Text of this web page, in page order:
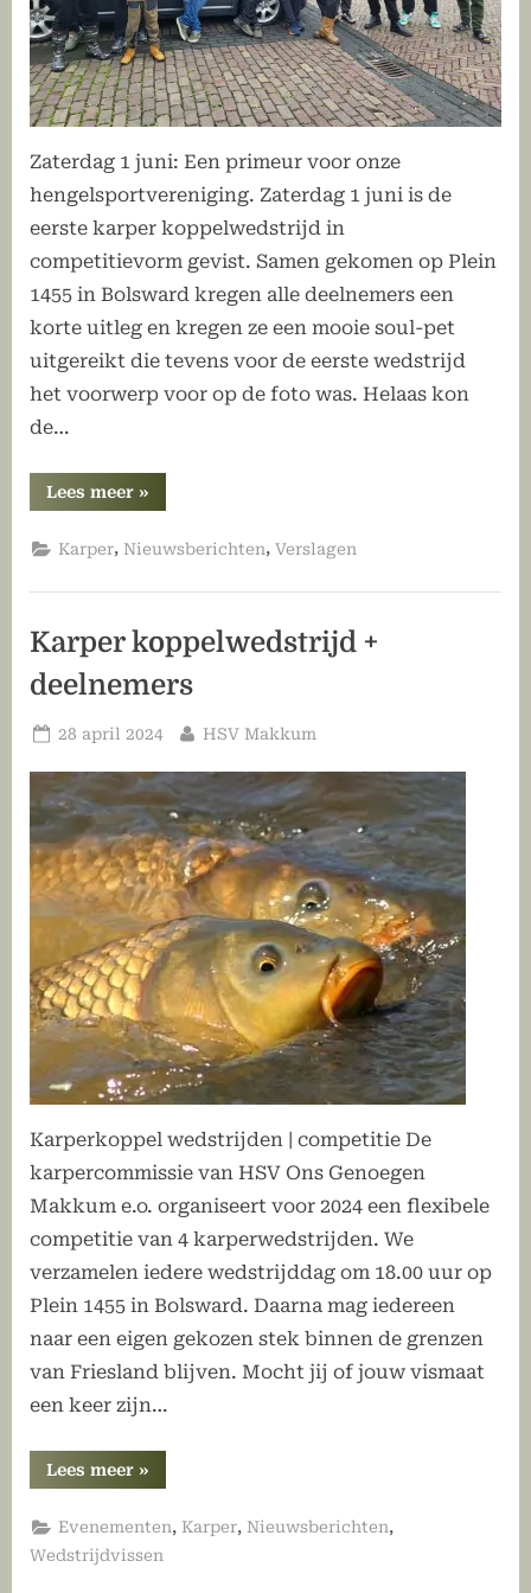
Zaterdag 1 juni: Een primeur voor onze
hengelsportvereniging. Zaterdag 1 juni is de
eerste karper koppelwedstrijd in
competitievorm gevist. Samen gekomen op Plein
1455 in Bolsward kregen alle deelnemers een
korte uitleg en kregen ze een mooie soul-pet
uitgereikt die tevens voor de eerste wedstrijd
het voorwerp voor op de foto was. Helaas kon
de…
Lees meer“1e
wedstrijd
koppel
competitie”
»
Karper, Nieuwsberichten,Verslagen
Karper koppelwedstrijd +
deelnemers
Geplaatst
28 april 2024 Door
HSV Makkum
Karperkoppel wedstrijden | competitie De
karpercommissie van HSV Ons Genoegen
Makkum e.o. organiseert voor 2024 een flexibele
competitie van 4 karperwedstrijden. We
verzamelen iedere wedstrijddag om 18.00 uur op
Plein 1455 in Bolsward. Daarna mag iedereen
naar een eigen gekozen stek binnen de grenzen
van Friesland blijven. Mocht jij of jouw vismaat
een keer zijn…
Lees meer“Karper
koppelwedstrijd
deelnemers”
»
Evenementen, Karper, Nieuwsberichten,
Wedstrijdvissen